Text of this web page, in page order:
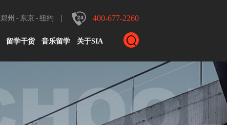
400-677-2260
郑州 东京 纽约
留学干货 音乐留学 关于SIA